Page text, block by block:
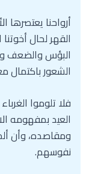
أرواحنا يعتصرها
القهر لحال
البؤس والضعف
الشعور باكتمال
فلا تلوموا
العيد بمفهومه
ومقاصده، وأن
نفوسهم.